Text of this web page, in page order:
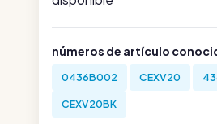
números de artículo
0436B002 CEXV20
CEXV20BK